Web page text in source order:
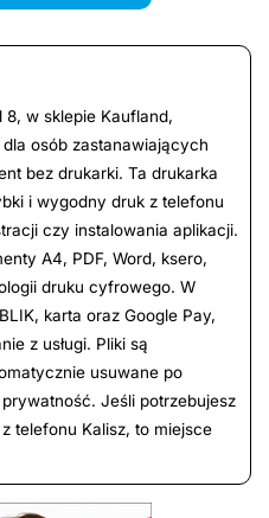
8, w sklepie Kaufland,
osób zastanawiających
bez drukarki. Ta drukarka
i wygodny druk z telefonu
czy instalowania aplikacji.
A4, PDF, Word, ksero,
druku cyfrowego. W
karta oraz Google Pay,
z usługi. Pliki są
usuwane po
Jeśli potrzebujesz
telefonu Kalisz, to miejsce